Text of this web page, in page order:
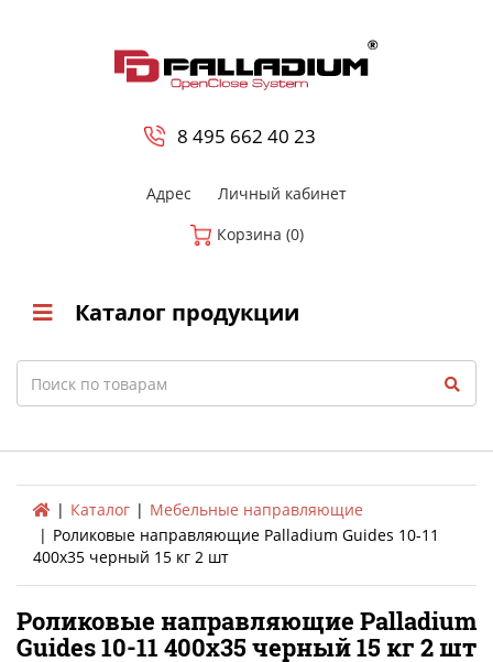
8 495 662 40 23
Адрес
Личный кабинет
Корзина (0)
Каталог продукции
Search
Каталог
Мебельные направляющие
Роликовые направляющие Palladium Guides 10-11
400х35 черный 15 кг 2 шт
Роликовые направляющие Palladium
Guides 10-11 400х35 черный 15 кг 2 шт